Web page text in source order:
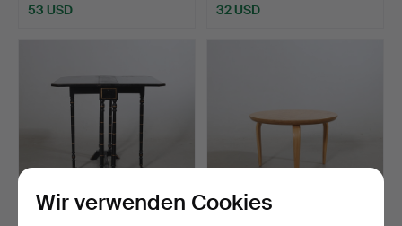
53 USD 32 USD
Wir verwenden Cookies